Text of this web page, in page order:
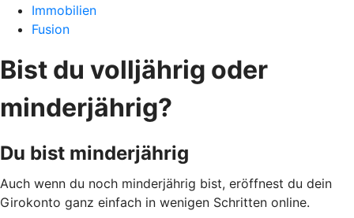
Immobilien
Fusion
Bist du volljährig oder
minderjährig?
Du bist minderjährig
Auch wenn du noch minderjährig bist, eröffnest du dein
Girokonto ganz einfach in wenigen Schritten online.